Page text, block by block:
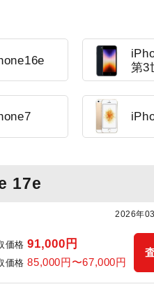
第3
17e
2026年
価格 91,000円
価格 85,000円〜67,000円